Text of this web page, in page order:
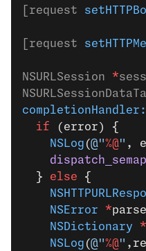
[request
[request
NSURLSession *
completionHandler:
  if
(error) {
    NSLog
(@"%@" ,
  }
else {
    NSError
*
    NSDictionary
*
    NSLog
(@"%@"